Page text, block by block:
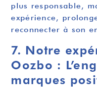
plus responsable,
expérience,
reconnecter à son
7. Notre
Oozbo :
marques